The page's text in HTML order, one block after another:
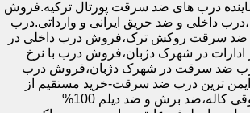
درب های ضد سرقت پورتال ترکیه.فروش
داخلی و ضد حریق ایرانی و وارداتی.درب
سرقت روکش ترک،فروش درب داخلی در
ادارات در شهرک دژبان،فروش درب با نرخ
درب ضد سرقت در شهرک دژبان،فروش درب
ترین درب ضد سرقت-خرید مستقیم از
کارخانه قفل گاوصندوقی کاله،ضد برش و ضد دیلم 100%